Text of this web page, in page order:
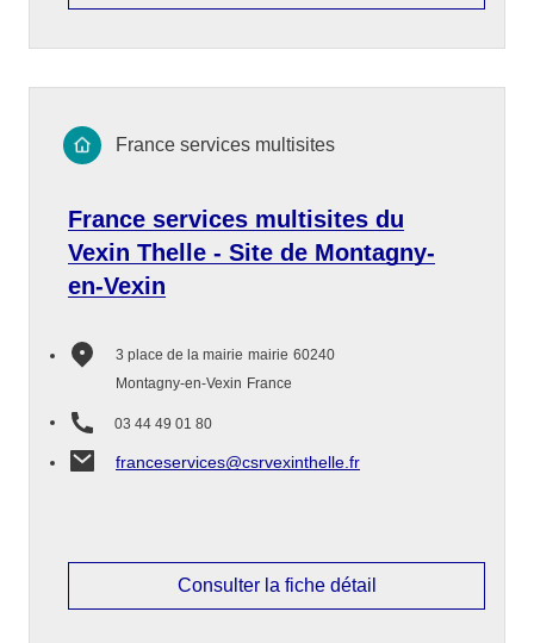
France services multisites du
Vexin Thelle - Site de Montagny-
en-Vexin
3 place de la mairie mairie 60240
Montagny-en-Vexin France
03 44 49 01 80
franceservices@csrvexinthelle.fr
France services multisites
Consulter la fiche détail